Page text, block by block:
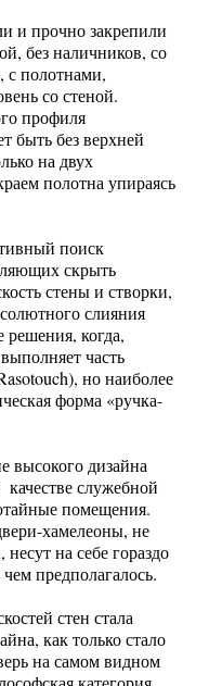
и прочно закрепили
без наличников, со
с полотнами,
со стеной.
профиля
быть без верхней
на двух
полотна упираясь
поиск
скрыть
стены и створки,
слияния
решения, когда,
часть
но наиболее
форма «ручка-
высокого дизайна
служебной
помещения.
хамелеоны, не
на себе гораздо
предполагалось.
стен стала
как только стало
на самом видном